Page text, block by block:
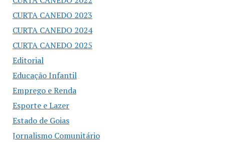
CURTA CANEDO 2023
CURTA CANEDO 2024
CURTA CANEDO 2025
Editorial
Educação Infantil
Emprego e Renda
Esporte e Lazer
Estado de Goias
Jornalismo Comunitário